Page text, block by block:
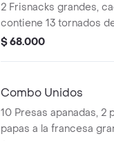
2 Frisnacks grandes,
contiene 13 tornados
papas a la francesa
$ 68.000
Combo Unidos
10 Presas apanadas, 2
papas a la francesa